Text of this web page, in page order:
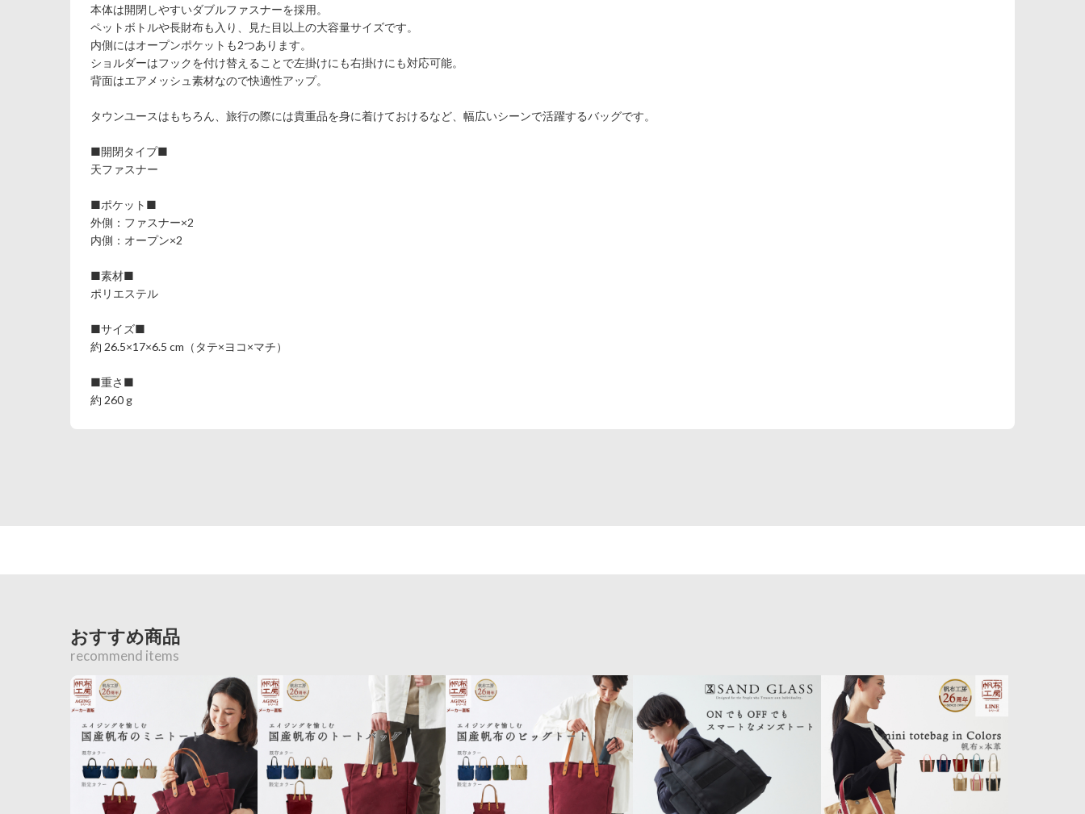
本体は開閉しやすいダブルファスナーを採用。
ペットボトルや長財布も入り、見た目以上の大容量サイズです。
内側にはオープンポケットも2つあります。
ショルダーはフックを付け替えることで左掛けにも右掛けにも対応可能。
背面はエアメッシュ素材なので快適性アップ。
タウンユースはもちろん、旅行の際には貴重品を身に着けておけるなど、幅広いシーンで活躍するバッグです。
■開閉タイプ■
天ファスナー
■ポケット■
外側：ファスナー×2
内側：オープン×2
■素材■
ポリエステル
■サイズ■
約 26.5×17×6.5 cm（タテ×ヨコ×マチ）
■重さ■
約 260 g
おすすめ商品
recommend items